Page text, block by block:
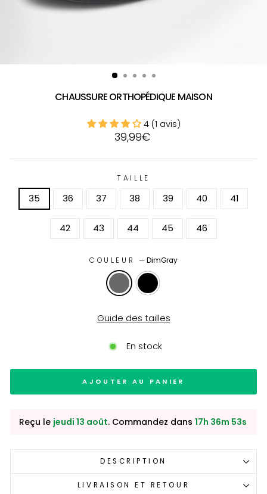
CHAUSSURE ORTHOPÉDIQUE MAISON
4 (1 avis)
Prix
régulier
39,99€
TAILLE
35 36 37 38 39 40 41
42 43 44 45 46
COULEUR —DimGray
Guide des tailles
En stock
AJOUTER AU PANIER
Reçu le jeudi 13 août. Commandez dans 17h 36m 52s
DESCRIPTION
LIVRAISON ET RETOUR